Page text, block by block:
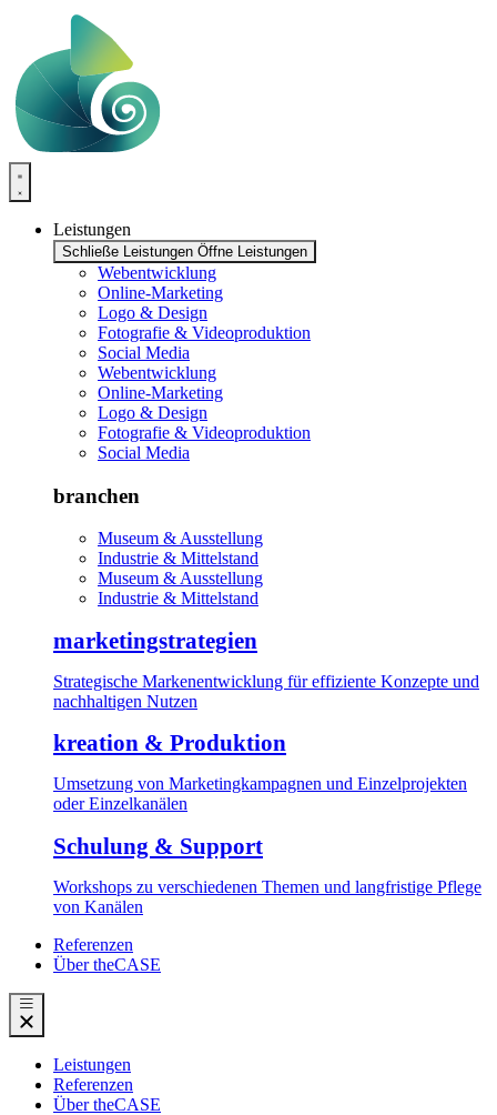
springen
Leistungen
Schließe Leistungen Öffne Leistungen
Webentwicklung
Online-Marketing
Logo & Design
Fotografie & Videoproduktion
Social Media
Webentwicklung
Online-Marketing
Logo & Design
Fotografie & Videoproduktion
Social Media
branchen
Museum & Ausstellung
Industrie & Mittelstand
Museum & Ausstellung
Industrie & Mittelstand
marketingstrategien
Strategische Markenentwicklung für effiziente Konzepte und
nachhaltigen Nutzen
kreation & Produktion
Umsetzung von Marketingkampagnen und Einzelprojekten
oder Einzelkanälen
Schulung & Support
Workshops zu verschiedenen Themen und langfristige Pflege
von Kanälen
Referenzen
Über theCASE
Leistungen
Referenzen
Über theCASE